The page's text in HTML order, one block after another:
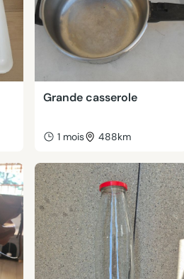
Grande casserole
1 mois 488km